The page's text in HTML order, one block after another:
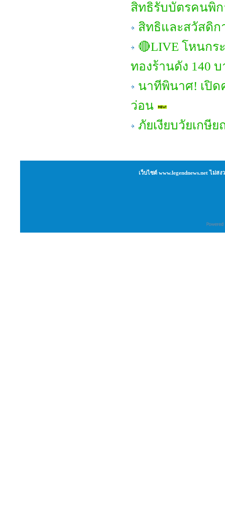
สิทธิรับบัตรคนพิก
สิทธิและสวัสดิก
🔴LIVE โหนกร
ทองร้านดัง 140
นาทีพินาศ! เปิ
ว่อน
ภัยเงียบวัยเกษี
เว็บไซต์ www.legendnews.net ไม่